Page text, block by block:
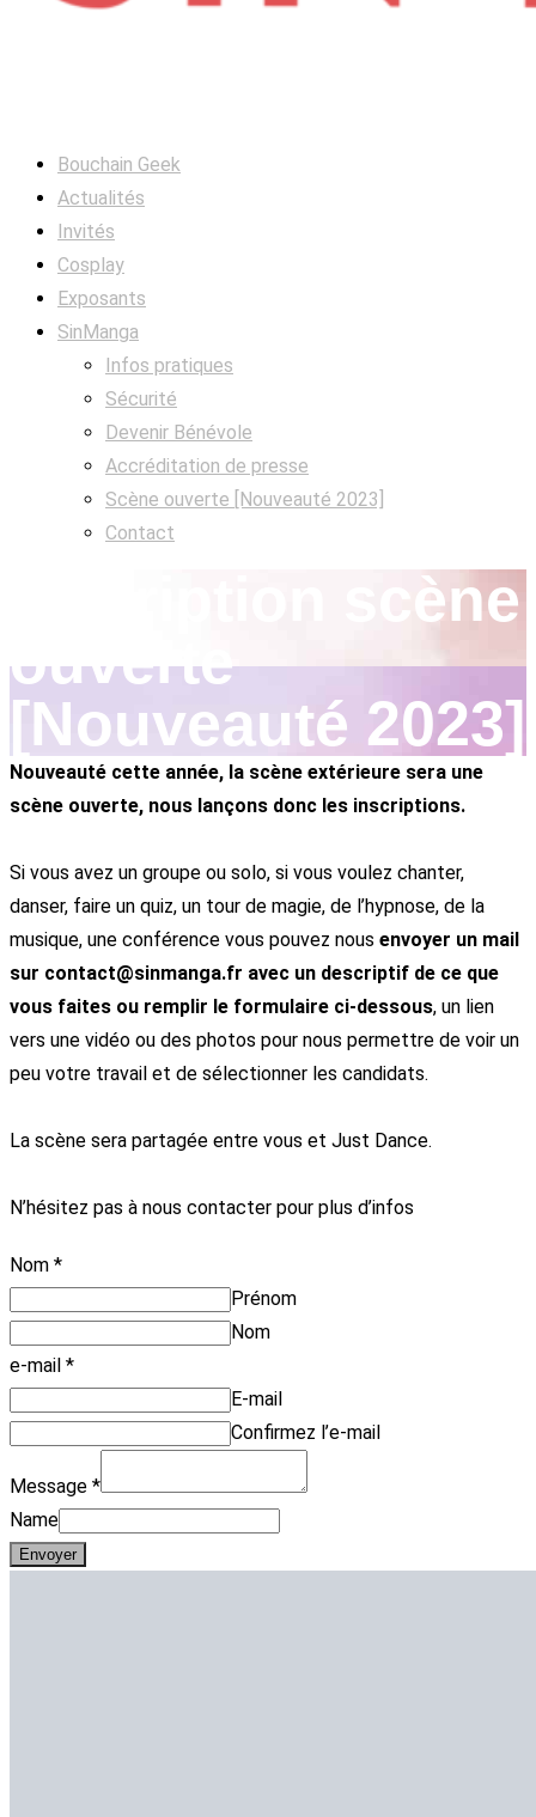
Bouchain Geek
Actualités
Invités
Cosplay
Exposants
SinManga
Infos pratiques
Sécurité
Devenir Bénévole
Accréditation de presse
Scène ouverte [Nouveauté 2023]
Contact
Inscription scène
ouverte
[Nouveauté 2023]
Nouveauté cette année, la scène extérieure sera une
scène ouverte, nous lançons donc les inscriptions.
Si vous avez un groupe ou solo, si vous voulez chanter,
danser, faire un quiz, un tour de magie, de l’hypnose, de la
musique, une conférence vous pouvez nous envoyer un mail
sur contact@sinmanga.fr avec un descriptif de ce que
vous faites ou remplir le formulaire ci-dessous, un lien
vers une vidéo ou des photos pour nous permettre de voir un
peu votre travail et de sélectionner les candidats.
La scène sera partagée entre vous et Just Dance.
N’hésitez pas à nous contacter pour plus d’infos
Nom *
Prénom
Nom
e-mail *
E-mail
Confirmez l’e-mail
Message *
Name
Envoyer